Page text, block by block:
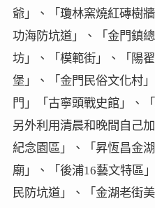
爺」、「瓊林窯燒紅磚樹
功海防坑道」、「金門鎮
坊」、「模範街」、「陽
堡」、「金門民俗文化村
門」「古寧頭戰史館」、
另外利用清晨和晚間自己
紀念園區」、「昇恆昌金
廟」、「後浦16藝文特區
民防坑道」、「金湖老街